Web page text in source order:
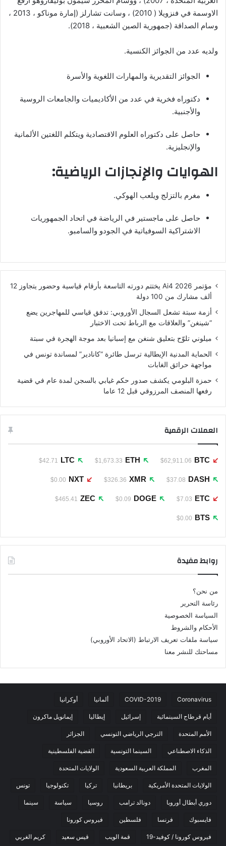
الاوسمة في فنزويلا ( 2010) ، وسانت تشارلز (إمارة موناكو ، 2013 ،
وسام الصداقة (جمهورية الصين الشعبية ، 2018).
ولديه عدد من الجوائز الكنسية.
الجوائز التقديرية والمهارات اللغوية والأسرة
دكتوراه فخرية في عدد من الأكاديميات والجامعات الروسية
والأجنبية.
حاصل على دكتوراه العلوم الاقتصادية ويتكلم اللغتين الألمانية
والإنجليزية.
الهوايات والإنجازات الرياضية:
مغرم بالتزلج ويلعب الهوكي.
حاصل على ماجستير في الرياضة في اتحاد الجمهوريات
الاشتراكية السوفياتية في الجودو والسامبو.
مؤتمر Ai4 2026 يختتم دورته التاسعة بأرقام قياسية وحضور يتجاوز 12
ألف مشارك من 100 دولة
أزمة سبتة تشعل السجال الأوروبي: تدفق قياسي للمهاجرين يضع
“شينغن” والعلاقات مع الرباط تحت الاختبار
ميلوني تلوّح بتعليق شنغن مع إسبانيا بعد موجة الهجرة في سبتة
الحماية المدنية الإيطالية ترسل طائرة “كانادير” لمساندة تونس في
مواجهة حرائق الغابات
حمزة البلومي يكشف صدور حكم غيابي بالسجن لمدة عام في قضية
رفعها المنصف المرزوقي قبل 12 عاما
العملات الرقمية
BTC
$62,911.06
ETH
$1,673.33
LTC
$42.71
DASH
$37.08
XMR
$326.36
NXT
$0.00
ETC
$7.03
DOGE
$0.09
ZEC
$465.41
BTS
$0.00
روابط مفيدة
من نحن؟
رئاسة التحرير
السياسة الخصوصية
الأحكام والشروط
سياسة ملفات تعريف الارتباط (الاتحاد الأوروبي)
مساحتك للنشر معنا
Coronavirus
COVID-2019 ألمانيا أوكرانيا
أيام قرطاج السينمائية إسرائيل إيطاليا إيمانويل ماكرون
الأمم المتحدة الترجي الرياضي التونسي الجزائر
الذكاء الاصطناعي السينما التونسية القضية الفلسطينية
المغرب المملكة العربية السعودية الولايات المتحدة
الولايات المتحدة الأمريكية بريطانيا تركيا تكنولوجيا تونس
دوري أبطال أوروبا دونالد ترامب روسيا سياسة سينما
فايسبوك فرنسا فلسطين فيروس كورونا
فيروس كورونا / كوفيد-19 قمة الويب قيس سعيد كريم الغربي